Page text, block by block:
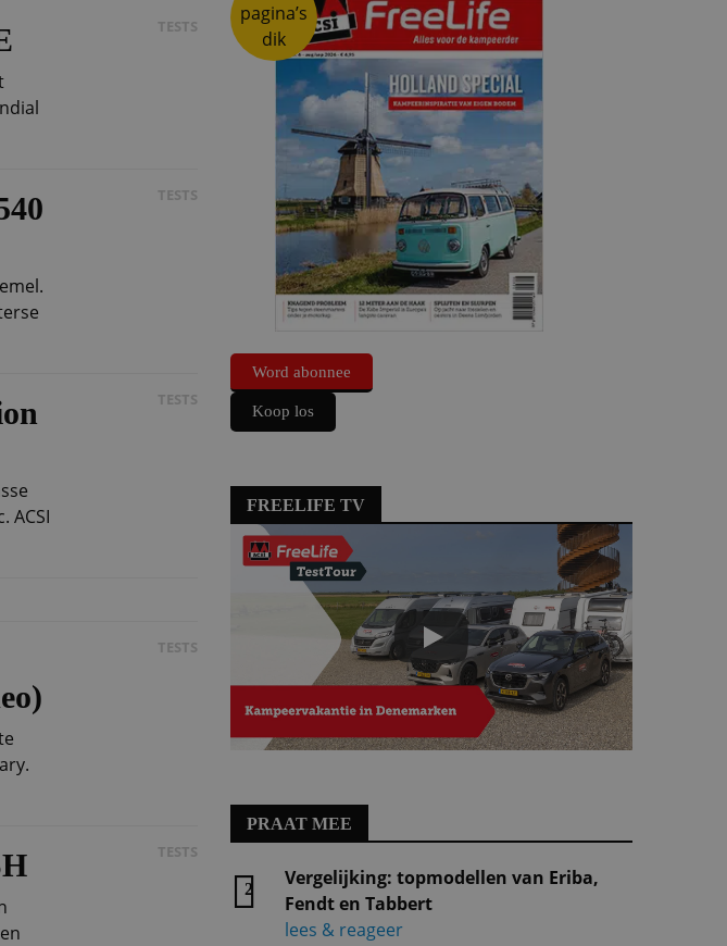
TESTS
TESTS
ACSI
TESTS
TESTS
TESTS
pagina’s
dik
Word abonnee
Koop los
FREELIFE TV
PRAAT MEE
2
Vergelijking: topmodellen van Eriba,
Fendt en Tabbert
lees & reageer